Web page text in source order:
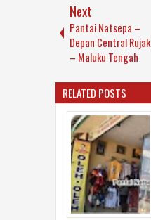
Next
Pantai Natsepa –
Depan Central Rujak
– Maluku Tengah
RELATED POSTS